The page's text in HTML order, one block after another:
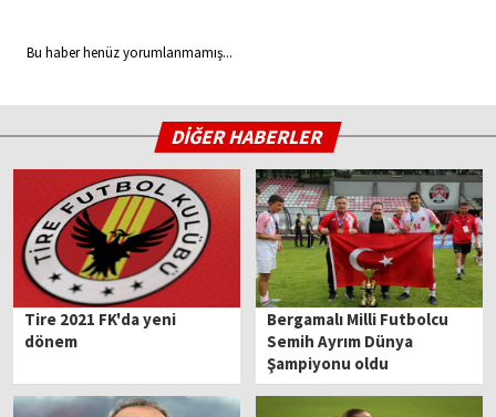
Bu haber henüz yorumlanmamış...
DİĞER HABERLER
Tire 2021 FK'da yeni
dönem
Bergamalı Milli Futbolcu
Semih Ayrım Dünya
Şampiyonu oldu